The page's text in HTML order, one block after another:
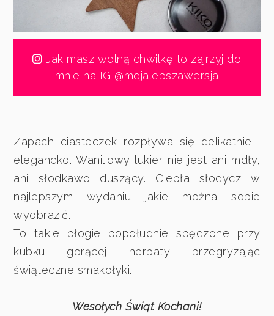
Jak masz wolną chwilkę to zajrzyj do
mnie na IG @mojalepszawersja
Zapach ciasteczek rozpływa się delikatnie i
elegancko. Waniliowy lukier nie jest ani mdły,
ani słodkawo duszący. Ciepła słodycz w
najlepszym wydaniu jakie można sobie
wyobrazić.
To takie błogie popołudnie spędzone przy
kubku gorącej herbaty przegryzając
świąteczne smakołyki.
Wesołych Świąt Kochani!